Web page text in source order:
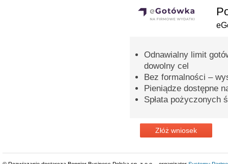
Odnawialny limit
dowolny cel
Bez formalności –
Pieniądze dostępne
Spłata pożyczonych
Złóż wniosek